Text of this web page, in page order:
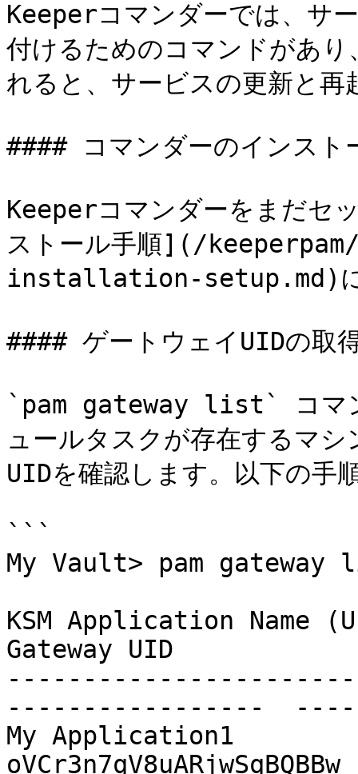
Keeperコマンダーでは、サ
付けるためのコマンドがあ
れると、サービスの更新と
#### コマンダーのインスト
Keeperコマンダーをまだセ
ストール手順](/
installation-setup.md)に
#### ゲートウェイUIDの取
`pam gateway list` コマン
ュールタスクが存在するマ
UIDを確認します。以下の手
```
My Vault> pam
KSM Application Name
Gateway UID
-----------------
My Application1